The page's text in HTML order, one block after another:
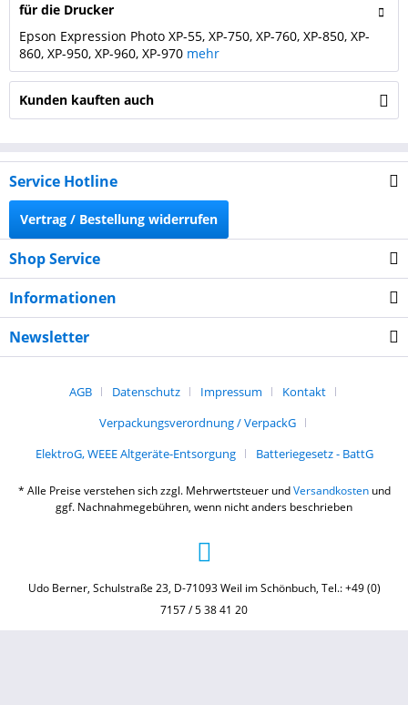
für die Drucker
Epson Expression Photo XP-55, XP-750, XP-760, XP-850, XP-
860, XP-950, XP-960, XP-970 mehr
Kunden kauften auch
Service Hotline
Vertrag / Bestellung widerrufen
Shop Service
Informationen
Newsletter
AGB Datenschutz Impressum
Kontakt
Verpackungsverordnung / VerpackG
ElektroG, WEEE Altgeräte-Entsorgung
Batteriegesetz - BattG
* Alle Preise verstehen sich zzgl. Mehrwertsteuer undVersandkostenund
ggf. Nachnahmegebühren, wenn nicht anders beschrieben
Udo Berner, Schulstraße 23, D-71093 Weil im Schönbuch, Tel.: +49 (0)
7157 / 5 38 41 20